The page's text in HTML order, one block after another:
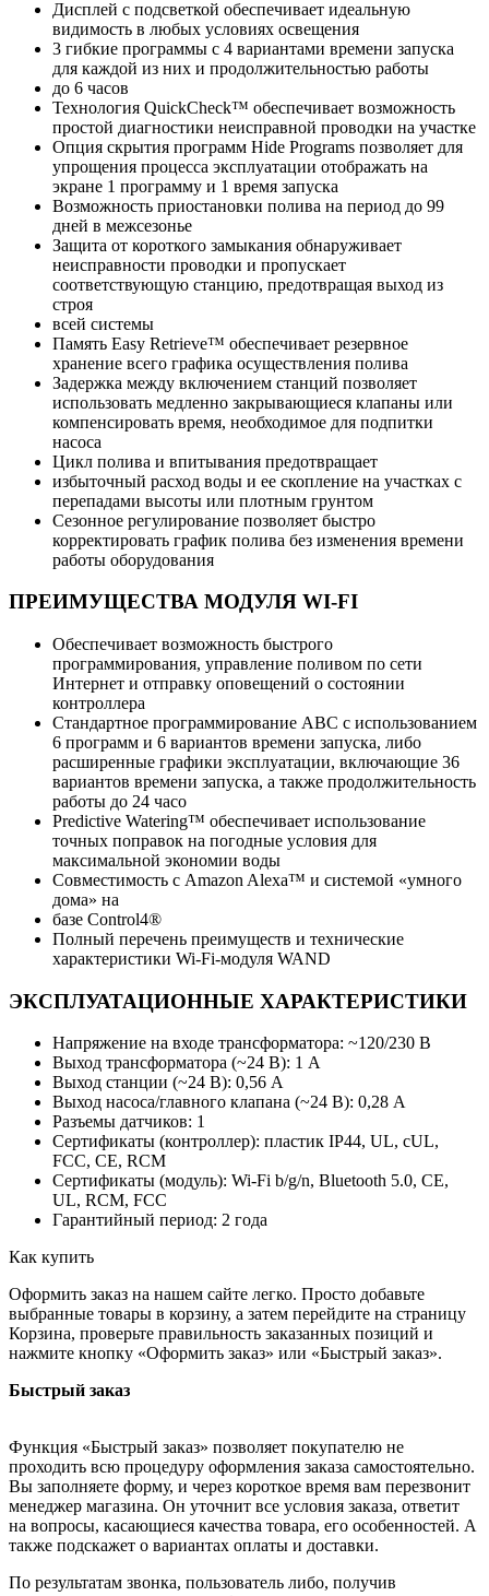
Дисплей с подсветкой обеспечивает идеальную
видимость в любых условиях освещения
3 гибкие программы с 4 вариантами времени запуска
для каждой из них и продолжительностью работы
до 6 часов
Технология QuickCheck™ обеспечивает возможность
простой диагностики неисправной проводки на участке
Опция скрытия программ Hide Programs позволяет для
упрощения процесса эксплуатации отображать на
экране 1 программу и 1 время запуска
Возможность приостановки полива на период до 99
дней в межсезонье
Защита от короткого замыкания обнаруживает
неисправности проводки и пропускает
соответствующую станцию, предотвращая выход из
строя
всей системы
Память Easy Retrieve™ обеспечивает резервное
хранение всего графика осуществления полива
Задержка между включением станций позволяет
использовать медленно закрывающиеся клапаны или
компенсировать время, необходимое для подпитки
насоса
Цикл полива и впитывания предотвращает
избыточный расход воды и ее скопление на участках с
перепадами высоты или плотным грунтом
Сезонное регулирование позволяет быстро
корректировать график полива без изменения времени
работы оборудования
ПРЕИМУЩЕСТВА МОДУЛЯ WI-FI
Обеспечивает возможность быстрого
программирования, управление поливом по сети
Интернет и отправку оповещений о состоянии
контроллера
Стандартное программирование ABC с использованием
6 программ и 6 вариантов времени запуска, либо
расширенные графики эксплуатации, включающие 36
вариантов времени запуска, а также продолжительность
работы до 24 часо
Predictive Watering™ обеспечивает использование
точных поправок на погодные условия для
максимальной экономии воды
Совместимость с Amazon Alexa™ и системой «умного
дома» на
базе Control4®
Полный перечень преимуществ и технические
характеристики Wi-Fi-модуля WAND
ЭКСПЛУАТАЦИОННЫЕ ХАРАКТЕРИСТИКИ
Напряжение на входе трансформатора: ~120/230 В
Выход трансформатора (~24 В): 1 А
Выход станции (~24 В): 0,56 А
Выход насоса/главного клапана (~24 В): 0,28 А
Разъемы датчиков: 1
Сертификаты (контроллер): пластик IP44, UL, cUL,
FCC, CE, RCM
Сертификаты (модуль): Wi-Fi b/g/n, Bluetooth 5.0, CE,
UL, RCM, FCC
Гарантийный период: 2 года
Как купить
Оформить заказ на нашем сайте легко. Просто добавьте
выбранные товары в корзину, а затем перейдите на страницу
Корзина, проверьте правильность заказанных позиций и
нажмите кнопку «Оформить заказ» или «Быстрый заказ».
Быстрый заказ
Функция «Быстрый заказ» позволяет покупателю не
проходить всю процедуру оформления заказа самостоятельно.
Вы заполняете форму, и через короткое время вам перезвонит
менеджер магазина. Он уточнит все условия заказа, ответит
на вопросы, касающиеся качества товара, его особенностей. А
также подскажет о вариантах оплаты и доставки.
По результатам звонка, пользователь либо, получив